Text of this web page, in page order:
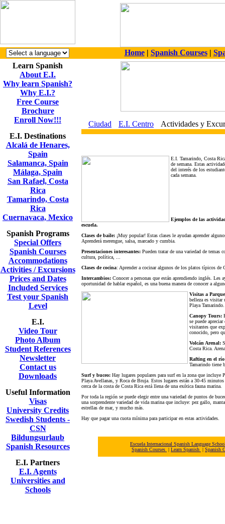
Home| Spanish Courses|
Learn Spanish
About E.I.
Why learn Spanish?
Why E.I.?
Free Course
Brochure
Enroll Now!!!
E.I. Destinations
Alcalá de Henares,
Spain
Salamanca, Spain
Málaga, Spain
San Rafael, Costa
Rica
Tamarindo, Costa
Rica
Cuernavaca, Mexico
Spanish Programs
Special Offers
Spanish Courses
Accommodations
Activities / Excursions
Prices and Dates
Included Services
Test your Spanish
Level
E.I.
Video Tour
Photo Album
Student References
Newsletter
Contact us
Downloads
Useful Information
Visas
University Credits
Swedish Students -
CSN
Bildungsurlaub
Spanish Resources
E.I. Partners
E.I. Agents
Universities and
Schools
Ciudad E.I. Centro Actividades y
E.I. Tamarindo, Costa
de semana. Estas
del interés de los
cada semana.
Ejemplos de las
escuela.
Clases de baile: ¡Muy popular! Estas clases le ayudan aprender
Aprenderá merengue, salsa, marcado y cumbia.
Presentaciones interesantes: Pueden tratar de una variedad de
cultura, política, ...
Clases de cocina: Aprender a cocinar algunos de los platos típicos de
Intercambios: Conocer a personas que están aprendiendo inglés. Les
oportunidad de hablar español, es una buena manera de conocer a
Visitas a
belleza es visitar
Playa Tamarindo.
Canopy Tours:
se puede
visitantes que
conocido, pero
Volcán Arenal:
Costa Rica.
Rafting en el
Tamarindo tiene
Surf y buceo: Hay lugares populares para surf en la zona que incluye
Playa Avellanas, y Roca de Bruja. Estos lugares están a 30-45
cerca de la costa de Costa Rica está llena de una exótica fauna marina.
Por toda la región se puede elegir entre una variedad de puntos de
una sorprendente variedad de vida marina que incluye: pez gallo,
estrellas de mar, y mucho más.
Hay que pagar una cuota mínima para participar en estas actividades.
Escuela Internacional Spanish Language
Spanish Courses | Learn Spanish | Spanish